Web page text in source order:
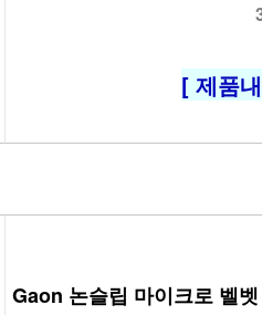
[ 제품
Gaon 논슬립 마이크로 벨